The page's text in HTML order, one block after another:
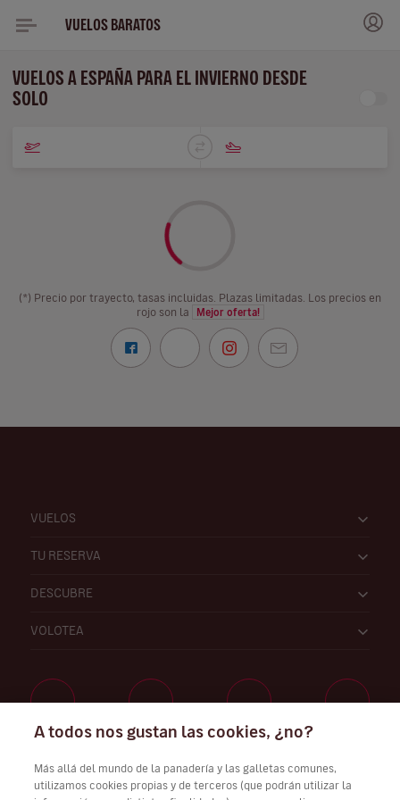
VUELOS BARATOS
VUELOS A ESPAÑA PARA EL INVIERNO DESDE
SOLO
(*) Precio por trayecto, tasas incluidas. Plazas limitadas. Los precios en
rojo son la
Mejor oferta!
VUELOS
TU RESERVA
DESCUBRE
VOLOTEA
A todos nos gustan las cookies, ¿no?
Más allá del mundo de la panadería y las galletas comunes,
utilizamos cookies propias y de terceros (que podrán utilizar la